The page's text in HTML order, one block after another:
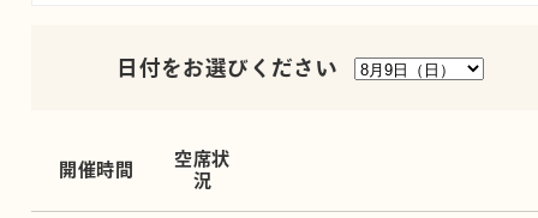
日付をお選びください
開催時間
空席状
況